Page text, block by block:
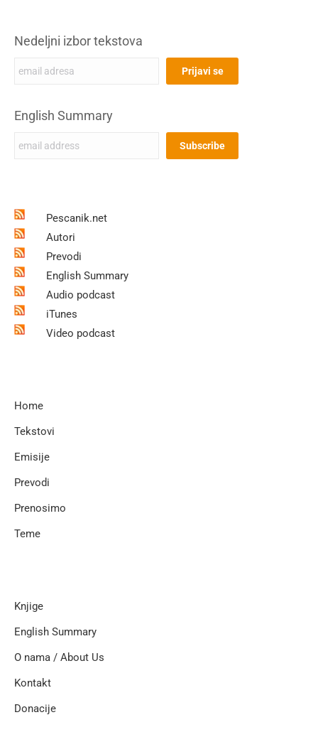
Nedeljni izbor tekstova
English Summary
Pescanik.net
Autori
Prevodi
English Summary
Audio podcast
iTunes
Video podcast
Home
Tekstovi
Emisije
Prevodi
Prenosimo
Teme
Knjige
English Summary
O nama / About Us
Kontakt
Donacije